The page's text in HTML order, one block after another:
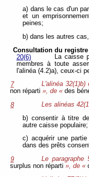
a) dans le cas d'un
et un
peines;
b) dans les autres
Consultation du
20(6)
La caisse
membres à toute
l'alinéa (4.2)a), ceux-ci
7
L'alinéa
non réparti », de « des
8
Les alinéas
b) consentir à titre
autre caisse populaire;
c) acquérir une
dans des prêts
9
Le
surplus non réparti », de «